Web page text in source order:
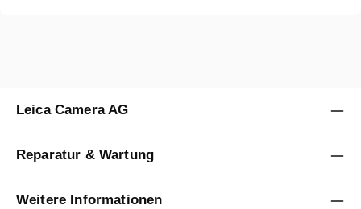
Leica Camera AG
Reparatur & Wartung
Weitere Informationen